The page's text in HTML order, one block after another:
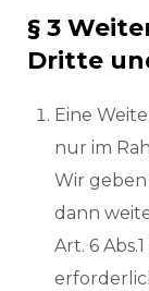
§ 3
Dritte
Eine
nur im
Wir
dann
Art. 6